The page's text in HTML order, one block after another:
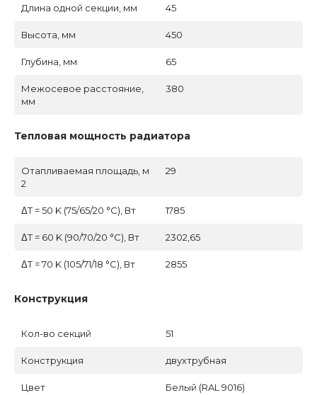
Длина одной секции, мм 45
Высота, мм 450
Глубина, мм 65
Межосевое расстояние,
мм
380
Тепловая мощность радиатора
Отапливаемая площадь, м
2
29
ΔT = 50 K (75/65/20 °C), Вт 1785
ΔT = 60 K (90/70/20 °C), Вт 2302,65
ΔT = 70 K (105/71/18 °C), Вт 2855
Конструкция
Кол-во секций 51
Конструкция двухтрубная
Цвет Белый (RAL 9016)